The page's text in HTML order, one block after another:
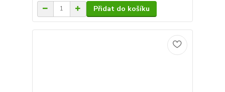
Přidat do košíku